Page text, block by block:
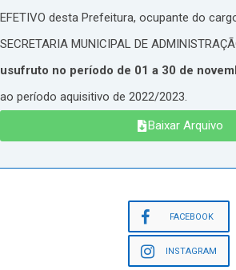
EFETIVO desta Prefeitura, ocupante do
SECRETARIA MUNICIPAL DE
usufruto no período de 01 a 30 de
ao período aquisitivo de 2022/2023.
Baixar Arquivo
FACEBOOK
INSTAGRAM